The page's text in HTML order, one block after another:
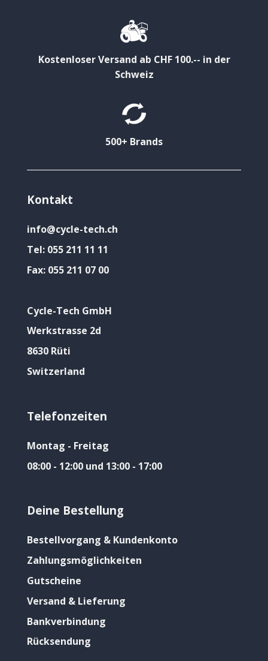
Kostenloser Versand ab CHF 100.-- in der
Schweiz
500+ Brands
Kontakt
info@cycle-tech.ch
Tel: 055 211 11 11
Fax: 055 211 07 00
Cycle-Tech GmbH
Werkstrasse 2d
8630 Rüti
Switzerland
Telefonzeiten
Montag - Freitag
08:00 - 12:00 und 13:00 - 17:00
Deine Bestellung
Bestellvorgang & Kundenkonto
Zahlungsmöglichkeiten
Gutscheine
Versand & Lieferung
Bankverbindung
Rücksendung